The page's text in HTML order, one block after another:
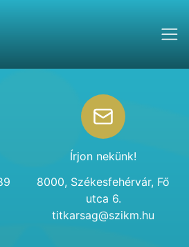
Írjon nekünk!
8000, Székesfehérvár, Fő
utca 6.
titkarsag@szikm.hu